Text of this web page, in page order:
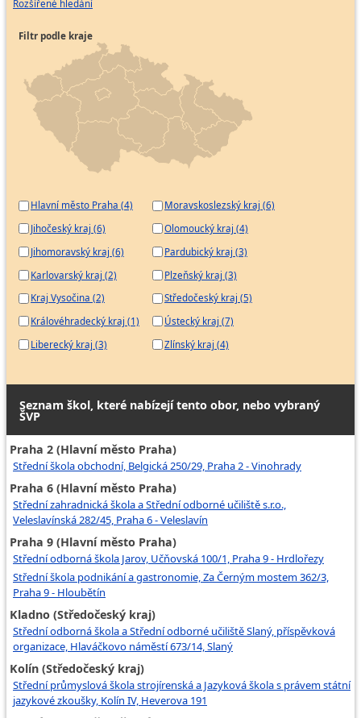
Rozšířené hledání
Filtr podle kraje
Hlavní město Praha (4)
Jihočeský kraj (6)
Jihomoravský kraj (6)
Karlovarský kraj (2)
Kraj Vysočina (2)
Královéhradecký kraj (1)
Liberecký kraj (3)
Moravskoslezský kraj (6)
Olomoucký kraj (4)
Pardubický kraj (3)
Plzeňský kraj (3)
Středočeský kraj (5)
Ústecký kraj (7)
Zlínský kraj (4)
Seznam škol, které nabízejí tento obor, nebo vybraný
ŠVP
Praha 2 (Hlavní město Praha)
Střední škola obchodní, Belgická 250/29, Praha 2 - Vinohrady
Praha 6 (Hlavní město Praha)
Střední zahradnická škola a Střední odborné učiliště s.r.o.,
Veleslavínská 282/45, Praha 6 - Veleslavín
Praha 9 (Hlavní město Praha)
Střední odborná škola Jarov, Učňovská 100/1, Praha 9 - Hrdlořezy
Střední škola podnikání a gastronomie, Za Černým mostem 362/3,
Praha 9 - Hloubětín
Kladno (Středočeský kraj)
Střední odborná škola a Střední odborné učiliště Slaný, příspěvková
organizace, Hlaváčkovo náměstí 673/14, Slaný
Kolín (Středočeský kraj)
Střední průmyslová škola strojírenská a Jazyková škola s právem státní
jazykové zkoušky, Kolín IV, Heverova 191